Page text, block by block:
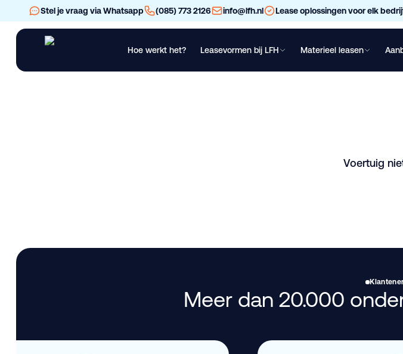
Stel je vraag via Whatsapp (085) 773 2126 info@lfh.nl Lease oplossingen voor elk
Hoe werkt het? Leasevormen bij LFH Materieel leasen
Voertuig
Meer dan 20.000